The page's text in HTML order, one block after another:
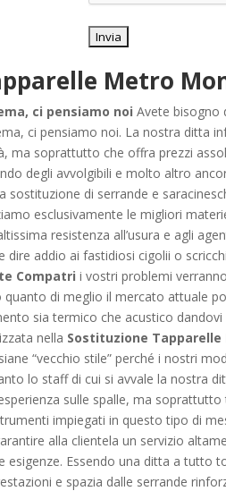
Metro
ci pensiamo noi Avete bisogno
ci pensiamo noi. La nostra ditta
ma soprattutto che offra prezzi
degli avvolgibili e molto altro
sostituzione di serrande e
esclusivamente le migliori
resistenza all’usura e agli
addio ai fastidiosi cigolii o
Compatri i vostri problemi
di meglio il mercato attuale
sia termico che acustico
nella Sostituzione
“vecchio stile” perché i nostri
lo staff di cui si avvale la nostra
sulle spalle, ma
impiegati in questo tipo di
alla clientela un servizio
Essendo una ditta a tutto
e spazia dalle serrande